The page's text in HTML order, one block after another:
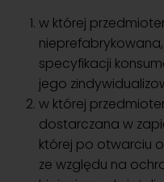
w której
specyfikacji
jego
w której
dostarczana w
której po otwarciu
ze względu na